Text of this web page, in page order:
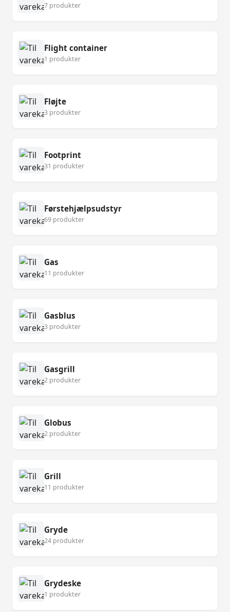
7 produkter
Flight container
1 produkter
Fløjte
3 produkter
Footprint
31 produkter
Førstehjælpsudstyr
69 produkter
Gas
11 produkter
Gasblus
3 produkter
Gasgrill
2 produkter
Globus
2 produkter
Grill
11 produkter
Gryde
24 produkter
Grydeske
1 produkter